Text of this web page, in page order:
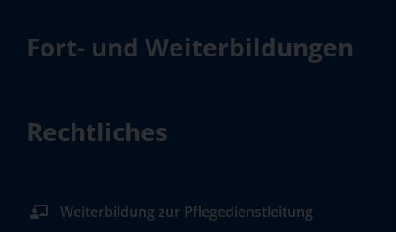
Fort- und Weiterbildungen
Rechtliches
Weiterbildung zur Pflegedienstleitung